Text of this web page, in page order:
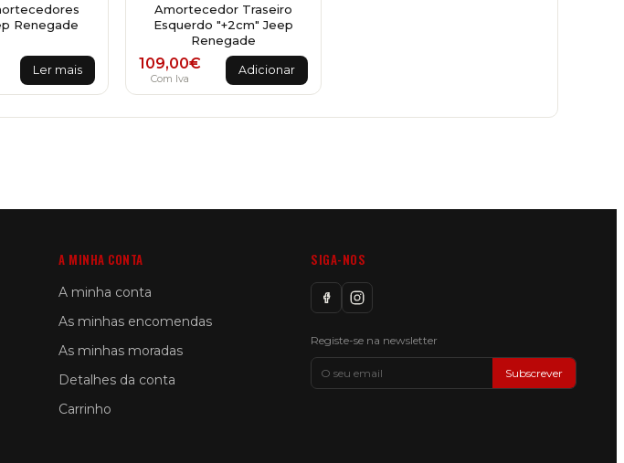
Renegade
Ler mais
Amortecedor Traseiro
Esquerdo "+2cm" Jeep
Renegade
109,00€
Com Iva
Adicionar
A MINHA CONTA
A minha conta
As minhas encomendas
As minhas moradas
Detalhes da conta
Carrinho
SIGA-NOS
Registe-se na newsletter
Subscrever